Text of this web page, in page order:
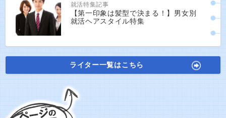
就活特集記事
【第一印象は髪型で決まる！】男女別
就活ヘアスタイル特集
ライター一覧はこちら